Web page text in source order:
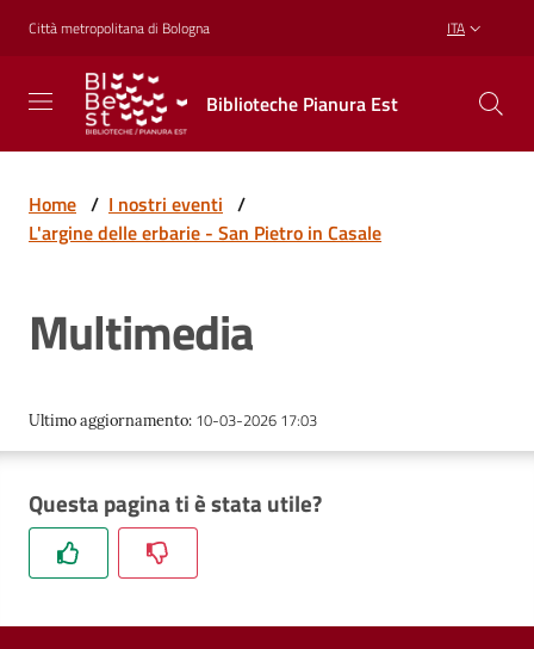
Vai al contenuto
Vai alla navigazione
Vai al footer
Città metropolitana di Bologna ITA
Biblioteche Pianura Est
Biblioteche
Pianura
Est
CREARE,
RICREARSI
Biblioteche
Cosa
Trova
libri
film
Home / I nostri eventi /
L'argine delle erbarie - San Pietro in Casale
Multimedia
Ultimo aggiornamento: 10-03-2026 17:03
Questa pagina ti è stata utile?